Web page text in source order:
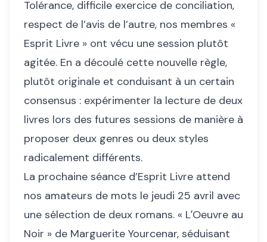
Tolérance, difficile exercice de conciliation,
respect de l’avis de l’autre, nos membres «
Esprit Livre » ont vécu une session plutôt
agitée. En a découlé cette nouvelle règle,
plutôt originale et conduisant à un certain
consensus : expérimenter la lecture de deux
livres lors des futures sessions de manière à
proposer deux genres ou deux styles
radicalement différents.
La prochaine séance d’Esprit Livre attend
nos amateurs de mots le jeudi 25 avril avec
une sélection de deux romans. « LʼOeuvre au
Noir » de Marguerite Yourcenar, séduisant